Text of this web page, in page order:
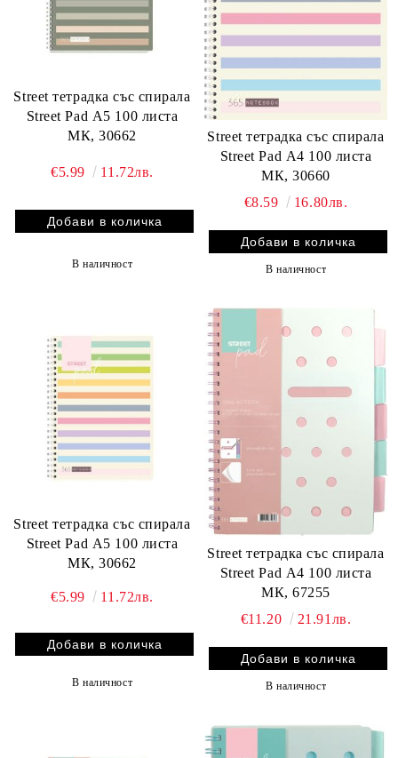
Street тетрадка със спирала
Street Pad А5 100 листа
МК, 30662
€5.99 11.72лв.
В наличност
Street тетрадка със спирала
Street Pad А4 100 листа
МК, 30660
€8.59
16.80лв.
В наличност
Street тетрадка със спирала
Street Pad А5 100 листа
МК, 30662
€5.99 11.72лв.
В наличност
Street тетрадка със спирала
Street Pad А4 100 листа
МК, 67255
€11.20
21.91лв.
В наличност